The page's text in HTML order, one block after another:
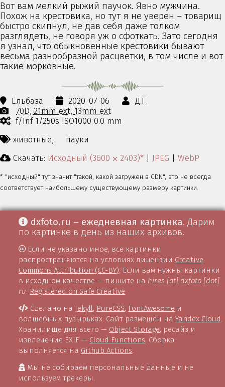
Вот вам мелкий рыжий паучок. Явно мужчина.
Похож на крестовика, но тут я не уверен – товарищ
быстро скипнул, не дав себя даже толком
разглядеть, не говоря уж о сфоткать. Зато сегодня
я узнал, что обыкновенные крестовики бывают
весьма разнообразной расцветки, в том числе и вот
такие морковные.
Ёльбаза 2020-07-06
Д.Г.
70D 21mm ext 13mm ext
f/Inf 1/250s ISO1000 0.0 mm
животные,
пауки
Скачать: Исходный (3600 ⨉ 2403)* | JPEG | WebP
* "исходный" тут значит "такой, какой загружен в CDN", это не всегда
соответствует наибольшему существующему размеру картинки.
dxfoto.ru – ежедневная картинка. Дарим
по картинке в день из наших архивов.
Если не указано иное, все картинки
распространяются на условиях лицензии Creative
Commons Attribution (CC-BY). Если вам нужны картинки
в исходном качестве — пишите на hires [at] dxfoto [dot]
ru. Registered on Safe Creative
Сделано на Jekyll, PureCSS, FontAwesome и
волшебных пузырьках. Сайт размещён наYandex Cloud .
Хранилище для всего — Object Storage, ресайз и
извлечение EXIF — Cloud Functions. Сборка
выполняется на Github Actions.
Мы не собираем персональные данные и не
используем трекеры.